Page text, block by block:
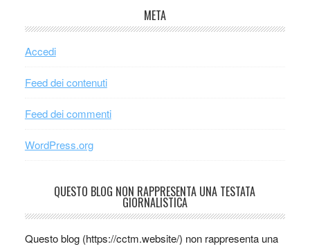
META
Accedi
Feed dei contenuti
Feed dei commenti
WordPress.org
QUESTO BLOG NON RAPPRESENTA UNA TESTATA
GIORNALISTICA
Questo blog (https://cctm.website/) non rappresenta una